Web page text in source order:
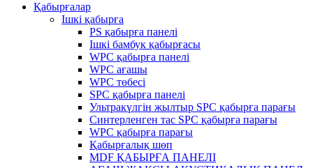
Қабырғалар
Ішкі қабырға
PS қабырға панелі
Ішкі бамбук қабырғасы
WPC қабырға панелі
WPC ағашы
WPC төбесі
SPC қабырға панелі
Ультракүлгін жылтыр SPC қабырға парағы
Синтерленген тас SPC қабырға парағы
WPC қабырға парағы
Қабырғалық шөп
MDF ҚАБЫРҒА ПАНЕЛІ